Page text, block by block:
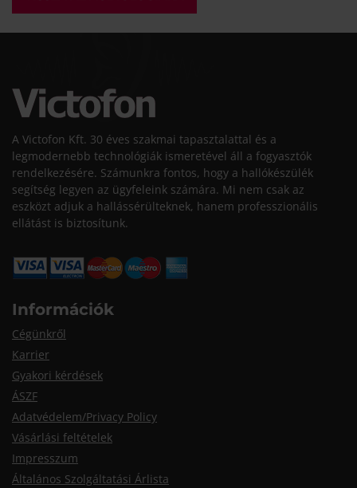
A Victofon Kft. 30 éves szakmai tapasztalattal és a
legmodernebb technológiák ismeretével áll a fogyasztók
rendelkezésére. Számunkra fontos, hogy a hallókészülék
segítség legyen az ügyfeleink számára. Mi nem csak az
eszközt adjuk a hallássérülteknek, hanem professzionális
ellátást is biztosítunk.
Információk
Cégünkről
Karrier
Gyakori kérdések
ÁSZF
Adatvédelem/Privacy Policy
Vásárlási feltételek
Impresszum
Általános Szolgáltatási Árlista